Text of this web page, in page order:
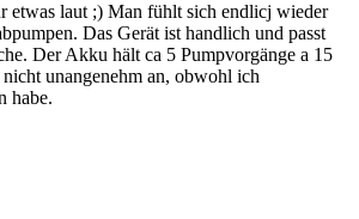
etwas laut ;) Man fühlt sich endlicj wieder
Das Gerät ist handlich und passt
Der Akku hält ca 5 Pumpvorgänge a 15
unangenehm an, obwohl ich
habe.